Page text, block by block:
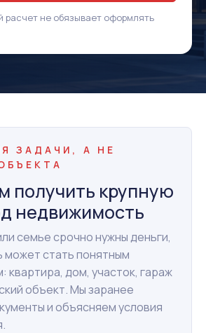
расчет не обязывает оформлять
ЗАДАЧИ, А НЕ
получить крупную
недвижимость
семье срочно нужны деньги,
стать понятным
квартира, дом, участок, гараж
объект. Мы заранее
и объясняем условия